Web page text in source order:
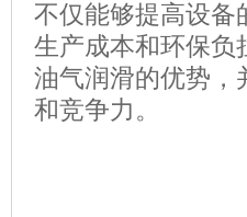
不仅能够提高设备
生产成本和环保负
油气润滑的优势，
和竞争力。